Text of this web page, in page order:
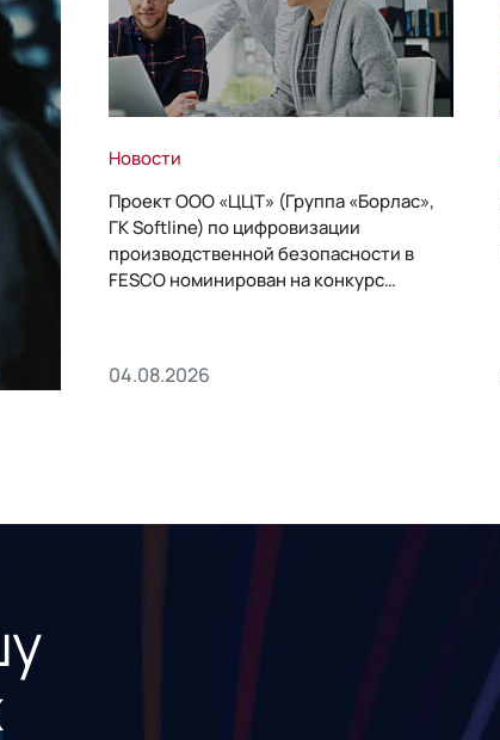
Новости
Проект ООО «ЦЦТ» (Группа «Борлас»,
ГК Softline) по цифровизации
производственной безопасности в
FESCO номинирован на конкурс
04.08.2026